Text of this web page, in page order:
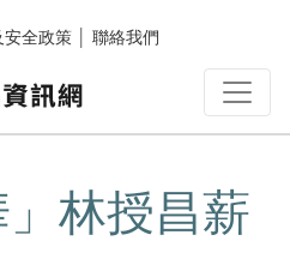
安全政策 聯絡我們
」林授昌薪